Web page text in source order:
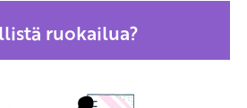
ruokailua?